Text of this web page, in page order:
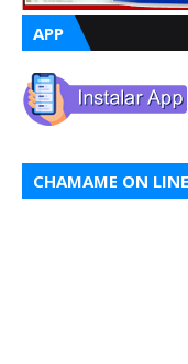
APP
CHAMAME ON LINE